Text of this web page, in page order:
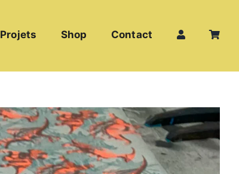
Projets Shop Contact